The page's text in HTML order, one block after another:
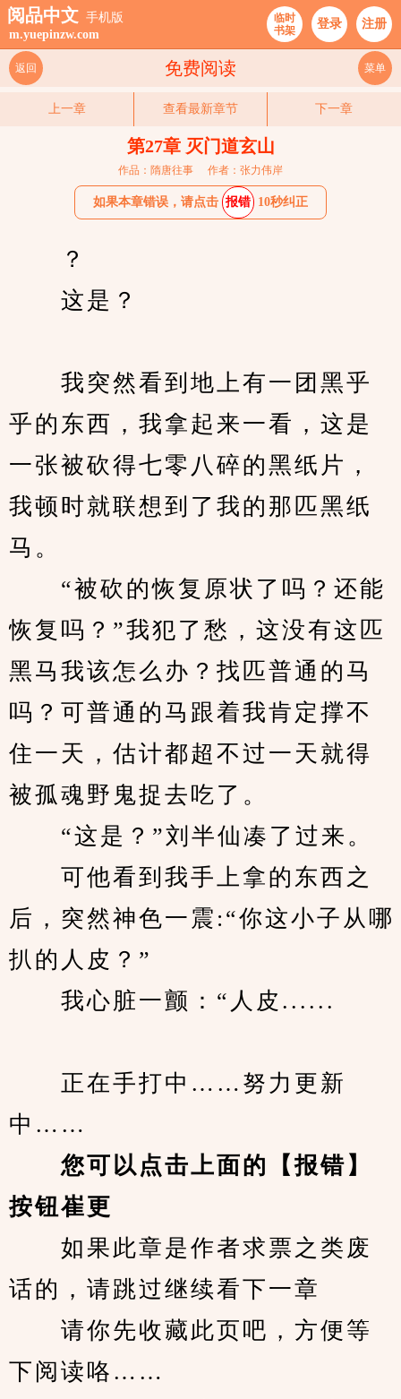
阅品中文 手机版
m.yuepinzw.com
临时
书架
登录 注册
免费阅读
返回 菜单
上一章 查看最新章节 下一章
第27章 灭门道玄山
作品：隋唐往事 作者：张力伟岸
如果本章错误，请点击 报错 10秒纠正
？
这是？
我突然看到地上有一团黑乎
乎的东西，我拿起来一看，这是
一张被砍得七零八碎的黑纸片，
我顿时就联想到了我的那匹黑纸
马。
“被砍的恢复原状了吗？还能
恢复吗？”我犯了愁，这没有这匹
黑马我该怎么办？找匹普通的马
吗？可普通的马跟着我肯定撑不
住一天，估计都超不过一天就得
被孤魂野鬼捉去吃了。
“这是？”刘半仙凑了过来。
可他看到我手上拿的东西之
后，突然神色一震:“你这小子从哪
扒的人皮？”
我心脏一颤：“人皮......
正在手打中……努力更新
中……
您可以点击上面的【报错】
按钮崔更
如果此章是作者求票之类废
话的，请跳过继续看下一章
请你先收藏此页吧，方便等
下阅读咯……